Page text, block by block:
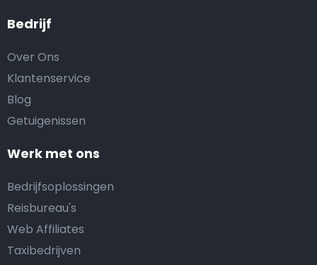
Bedrijf
Over Ons
Klantenservice
Blog
Getuigenissen
Werk met ons
Bedrijfsoplossingen
Reisbureau's
Web Affiliates
Taxibedrijven